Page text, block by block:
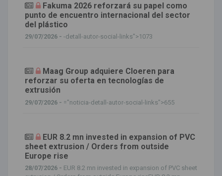
Fakuma 2026 reforzará su papel como
punto de encuentro internacional del sector
del plástico
29/07/2026 - -detall-autor-social-links">1073
Maag Group adquiere Cloeren para
reforzar su oferta en tecnologías de
extrusión
29/07/2026 - ="noticia-detall-autor-social-links">655
EUR 8.2 mn invested in expansion of PVC
sheet extrusion / Orders from outside
Europe rise
28/07/2026 - EUR 8.2 mn invested in expansion of PVC sheet